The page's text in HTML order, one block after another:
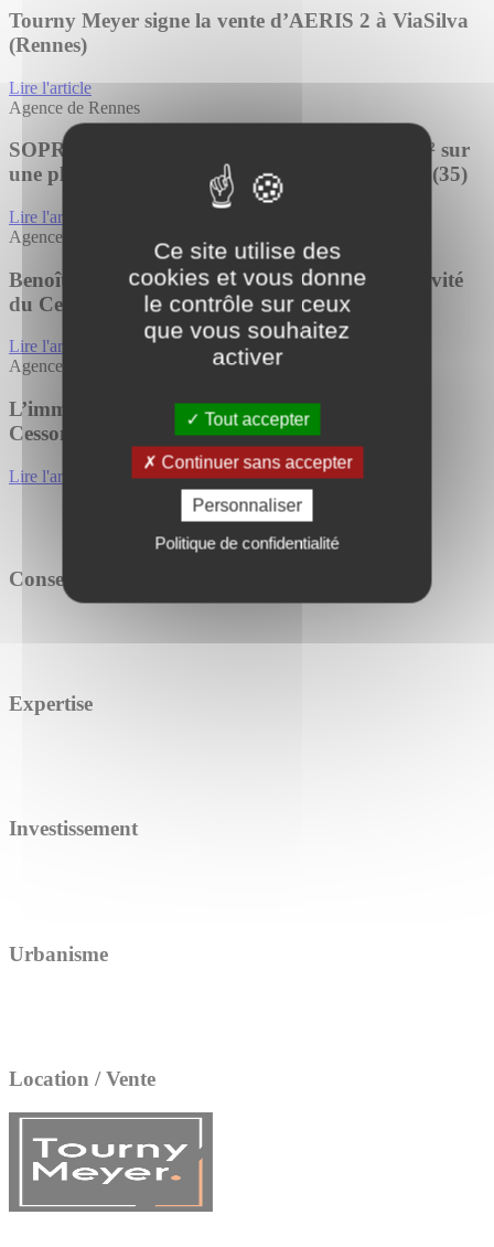
Ce site utilise des
cookies et vous donne
le contrôle sur ceux
que vous souhaitez
activer
Tout accepter
Continuer sans accepter
Personnaliser
Politique de confidentialité
Tourny Meyer signe la vente d’AERIS 2 à ViaSilva
(Rennes)
Lire l'article
Agence de Rennes
SOPRAL (Groupe IPN) prend à bail 11 550 m² sur
une plateforme logistique premium à Pléchâtel (35)
Lire l'article
Agence de Bayonne
Benoît Joncoux, dirigeant de Tourny Meyer, invité
du Cercle Pierres d’Or d’Immoweek
Lire l'article
Agence de Rennes
L’immeuble AERIS change de propriétaire à
Cesson-Sévigné (35)
Lire l'article
Conseil
Expertise
Investissement
Urbanisme
Location / Vente